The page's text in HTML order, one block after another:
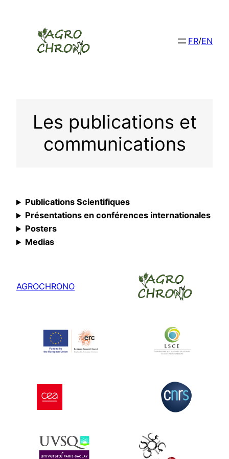
FR/EN
Les publications et
communications
Publications Scientifiques
Présentations en conférences internationales
Posters
Medias
AGROCHRONO